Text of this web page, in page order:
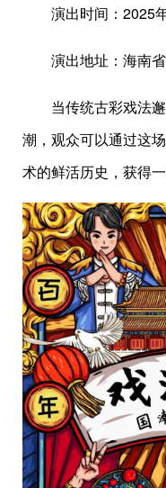
演出时间：2025年
演出地址：海南省
当传统古彩戏法邂
潮，观众可以通过这
术的鲜活历史，获得